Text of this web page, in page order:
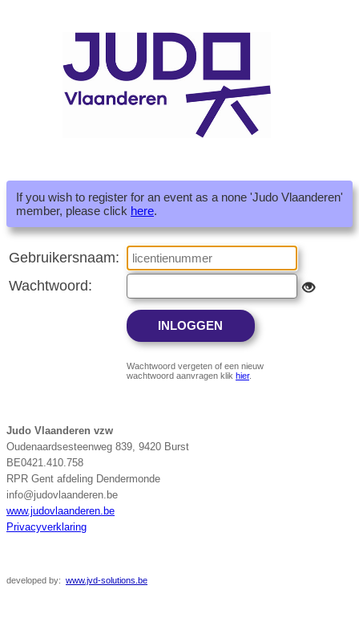
If you wish to register for an event as a none 'Judo Vlaanderen'
member, please click here.
Gebruikersnaam:
Wachtwoord:
Wachtwoord vergeten of een nieuw
wachtwoord aanvragen klik hier.
Judo Vlaanderen vzw
Oudenaardsesteenweg 839, 9420 Burst
BE0421.410.758
RPR Gent afdeling Dendermonde
info@judovlaanderen.be
www.judovlaanderen.be
Privacyverklaring
developed by: www.jvd-solutions.be